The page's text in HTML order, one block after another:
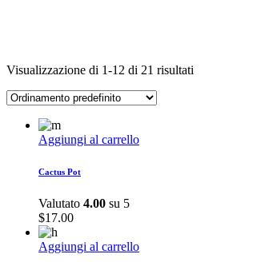
Visualizzazione di 1-12 di 21 risultati
Aggiungi al carrello
Cactus Pot
Valutato 4.00 su 5
$17.00
Aggiungi al carrello